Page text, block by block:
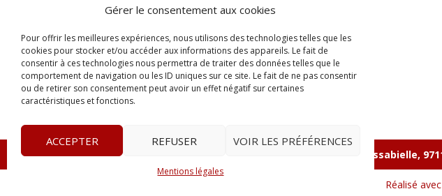
Gérer le consentement aux cookies
Pour offrir les meilleures expériences, nous utilisons des technologies telles que les
cookies pour stocker et/ou accéder aux informations des appareils. Le fait de
consentir à ces technologies nous permettra de traiter des données telles que le
comportement de navigation ou les ID uniques sur ce site. Le fait de ne pas consentir
ou de retirer son consentement peut avoir un effet négatif sur certaines
caractéristiques et fonctions.
ACCEPTER REFUSER VOIR LES PRÉFÉRENCES
Mentions légales
© 2023Le Probant Tour Massabielle, Rue Massabielle,
Réalisé